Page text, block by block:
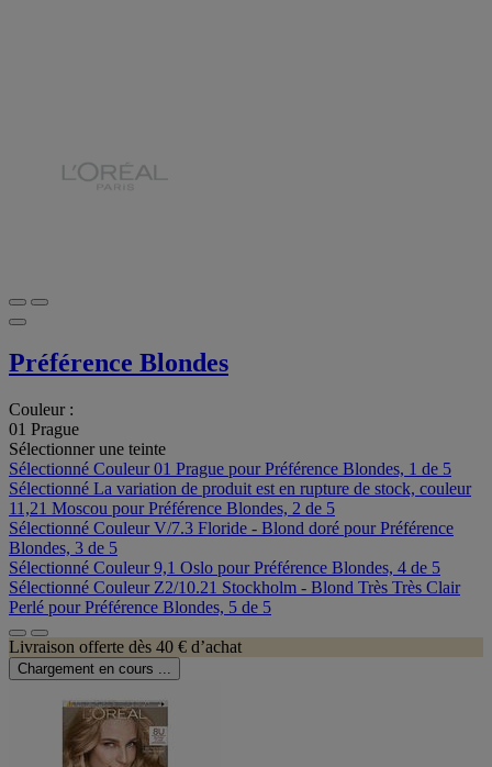
Préférence Blondes
Couleur :
01 Prague
Sélectionner une teinte
Sélectionné Couleur 01 Prague pour Préférence Blondes, 1 de 5
Sélectionné La variation de produit est en rupture de stock, couleur
11,21 Moscou pour Préférence Blondes, 2 de 5
Sélectionné Couleur V/7.3 Floride - Blond doré pour Préférence
Blondes, 3 de 5
Sélectionné Couleur 9,1 Oslo pour Préférence Blondes, 4 de 5
Sélectionné Couleur Z2/10.21 Stockholm - Blond Très Très Clair
Perlé pour Préférence Blondes, 5 de 5
Livraison offerte dès 40 € d’achat
Chargement en cours ...